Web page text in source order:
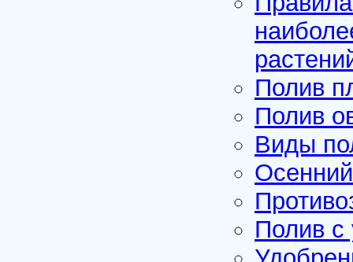
Полив
Полив
Виды
Полив с